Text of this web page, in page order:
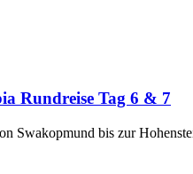
Rundreise Tag 6 & 7
Swakopmund bis zur